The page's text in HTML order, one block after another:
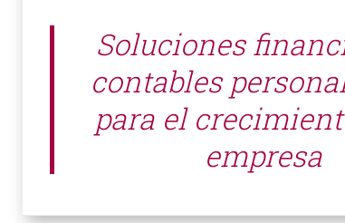
Soluciones
contables
para el
empresa